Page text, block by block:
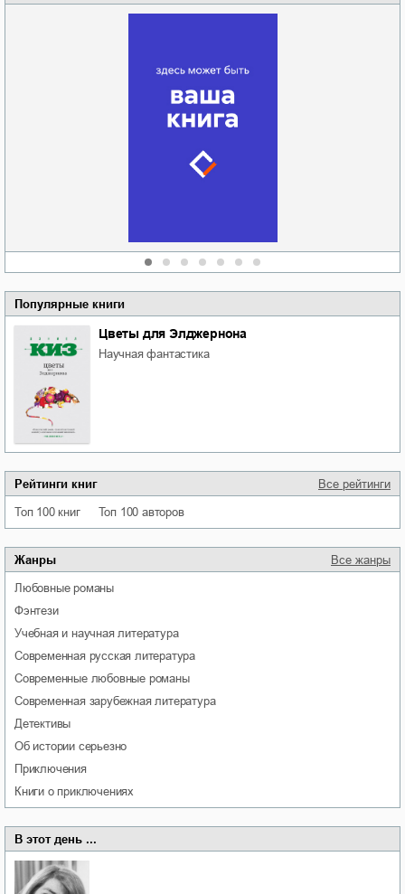
Популярные книги
Цветы для Элджернона
научная фантастика
Рейтинги книг Все рейтинги
Топ 100 книг Топ 100 авторов
Жанры Все жанры
любовные романы
фэнтези
учебная и научная литература
современная русская литература
современные любовные романы
современная зарубежная литература
детективы
об истории серьезно
приключения
книги о приключениях
В этот день ...